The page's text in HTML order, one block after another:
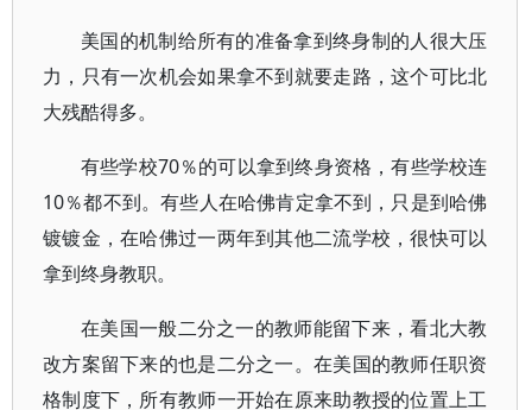
美国的机制给所有的准备拿到终身制的人很大压
力，只有一次机会如果拿不到就要走路，这个可比北
大残酷得多。
有些学校70％的可以拿到终身资格，有些学校连
10％都不到。有些人在哈佛肯定拿不到，只是到哈佛
镀镀金，在哈佛过一两年到其他二流学校，很快可以
拿到终身教职。
在美国一般二分之一的教师能留下来，看北大教
改方案留下来的也是二分之一。在美国的教师任职资
格制度下，所有教师一开始在原来助教授的位置上工